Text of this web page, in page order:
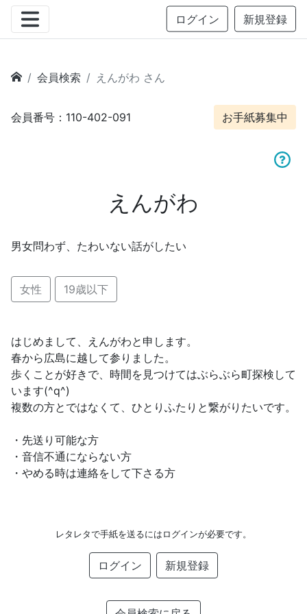
ログイン 新規登録
会員検索 えんがわ さん
会員番号：110-402-091 お手紙募集中
えんがわ
男女問わず、たわいない話がしたい
女性 19歳以下
はじめまして、えんがわと申します。
春から広島に越して参りました。
歩くことが好きで、時間を見つけてはぶらぶら町探検して
います(^q^)
複数の方とではなくて、ひとりふたりと繋がりたいです。
・先送り可能な方
・音信不通にならない方
・やめる時は連絡をして下さる方
レタレタで手紙を送るにはログインが必要です。
ログイン 新規登録